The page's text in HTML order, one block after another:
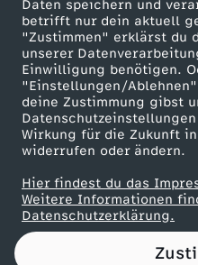
Daten speichern und
betrifft nur dein aktuell
"Zustimmen" erklärst du
unserer
Einwilligung benötigen.
"Einstellungen/
deine Zustimmung gibst
Wirkung für die Zukunft
widerrufen oder ändern.
Hier findest du das
Weitere Informationen
Datenschutzerklärung.
n
n
t
M
i
ß
Werbefernsehen
Mainzelmännchen
Partner